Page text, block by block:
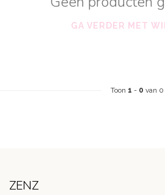
GA VERDER MET
Toon 1 - 0 van 0
ZENZ